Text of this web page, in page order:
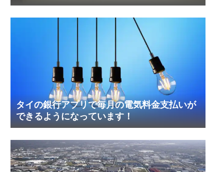
タイの銀行アプリで毎月の電気料金支払いが
できるようになっています！